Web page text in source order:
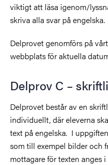
viktigt att läsa igenom/
skriva alla svar på engelska.
Delprovet genomförs på
webbplats för aktuella
Delprov C –
Delprovet består av en
individuellt, där eleverna
text på engelska. I
som till exempel bilder och
mottagare för texten anges